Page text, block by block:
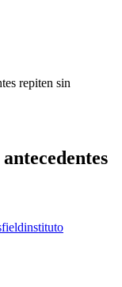
repiten sin
instituto